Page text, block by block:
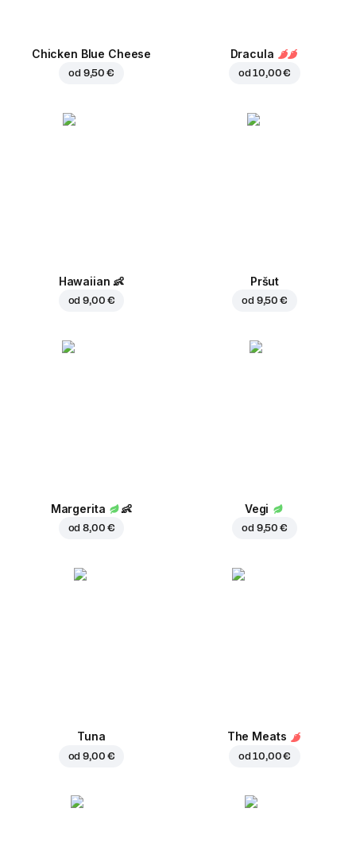
Chicken Blue Cheese
od 9,50 €
Dracula
od10,00 €
Hawaiian 👶
od9,00 €
Pršut
od 9,50 €
Margerita 👶
od8,00 €
Vegi
od 9,50 €
Tuna
od9,00 €
The Meats
od10,00 €